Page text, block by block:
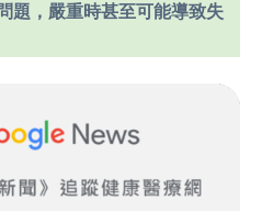
題，嚴重時甚至可能導致失